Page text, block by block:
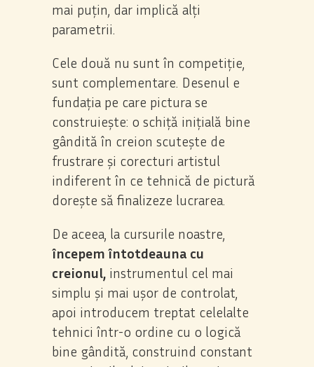
mai puțin, dar implică alți
parametrii.
Cele două nu sunt în competiție,
sunt complementare. Desenul e
fundația pe care pictura se
construiește: o schiță inițială bine
gândită în creion scutește de
frustrare și corecturi artistul
indiferent în ce tehnică de pictură
dorește să finalizeze lucrarea.
De aceea, la cursurile noastre,
începem întotdeauna cu
creionul, instrumentul cel mai
simplu și mai ușor de controlat,
apoi introducem treptat celelalte
tehnici într-o ordine cu o logică
bine gândită, construind constant